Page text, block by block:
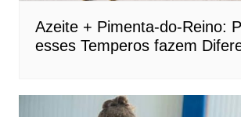
Azeite + Pimenta-do-Reino:
esses Temperos fazem